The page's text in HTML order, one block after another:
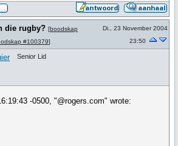
die rugby? [boodskap
#100379]
Di., 23 November 2004
23:50
Senior Lid
-0500, "@rogers.com" wrote: